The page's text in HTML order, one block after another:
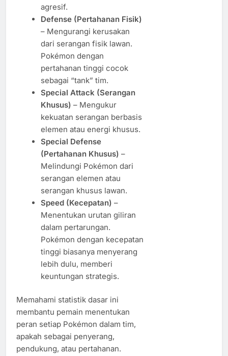
agresif.
Defense (Pertahanan Fisik)
– Mengurangi kerusakan
dari serangan fisik lawan.
Pokémon dengan
pertahanan tinggi cocok
sebagai “tank” tim.
Special Attack (Serangan
Khusus) – Mengukur
kekuatan serangan berbasis
elemen atau energi khusus.
Special Defense
(Pertahanan Khusus) –
Melindungi Pokémon dari
serangan elemen atau
serangan khusus lawan.
Speed (Kecepatan) –
Menentukan urutan giliran
dalam pertarungan.
Pokémon dengan kecepatan
tinggi biasanya menyerang
lebih dulu, memberi
keuntungan strategis.
Memahami statistik dasar ini
membantu pemain menentukan
peran setiap Pokémon dalam tim,
apakah sebagai penyerang,
pendukung, atau pertahanan.